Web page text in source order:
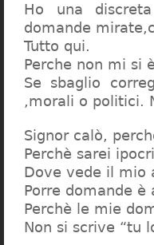
Ho una
domande
Tutto qui.
Perche non mi si
Se sbaglio
,morali o politici.
Signor calò,
Perchè sarei
Dove vede il mio
Porre domande è
Perchè le mie
Non si scrive “tu